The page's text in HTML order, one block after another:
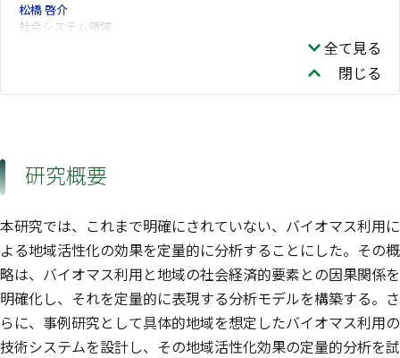
松橋 啓介
社会システム領域
全て見る
閉じる
研究概要
本研究では、これまで明確にされていない、バイオマス利用に
よる地域活性化の効果を定量的に分析することにした。その概
略は、バイオマス利用と地域の社会経済的要素との因果関係を
明確化し、それを定量的に表現する分析モデルを構築する。さ
らに、事例研究として具体的地域を想定したバイオマス利用の
技術システムを設計し、その地域活性化効果の定量的分析を試